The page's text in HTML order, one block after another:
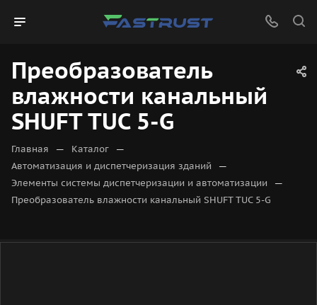
Преобразователь
влажности канальный
SHUFT TUC 5-G
Главная — Каталог —
Автоматизация и диспетчеризация зданий —
Элементы системы диспетчеризации и автоматизации —
Преобразователь влажности канальный SHUFT TUC 5-G